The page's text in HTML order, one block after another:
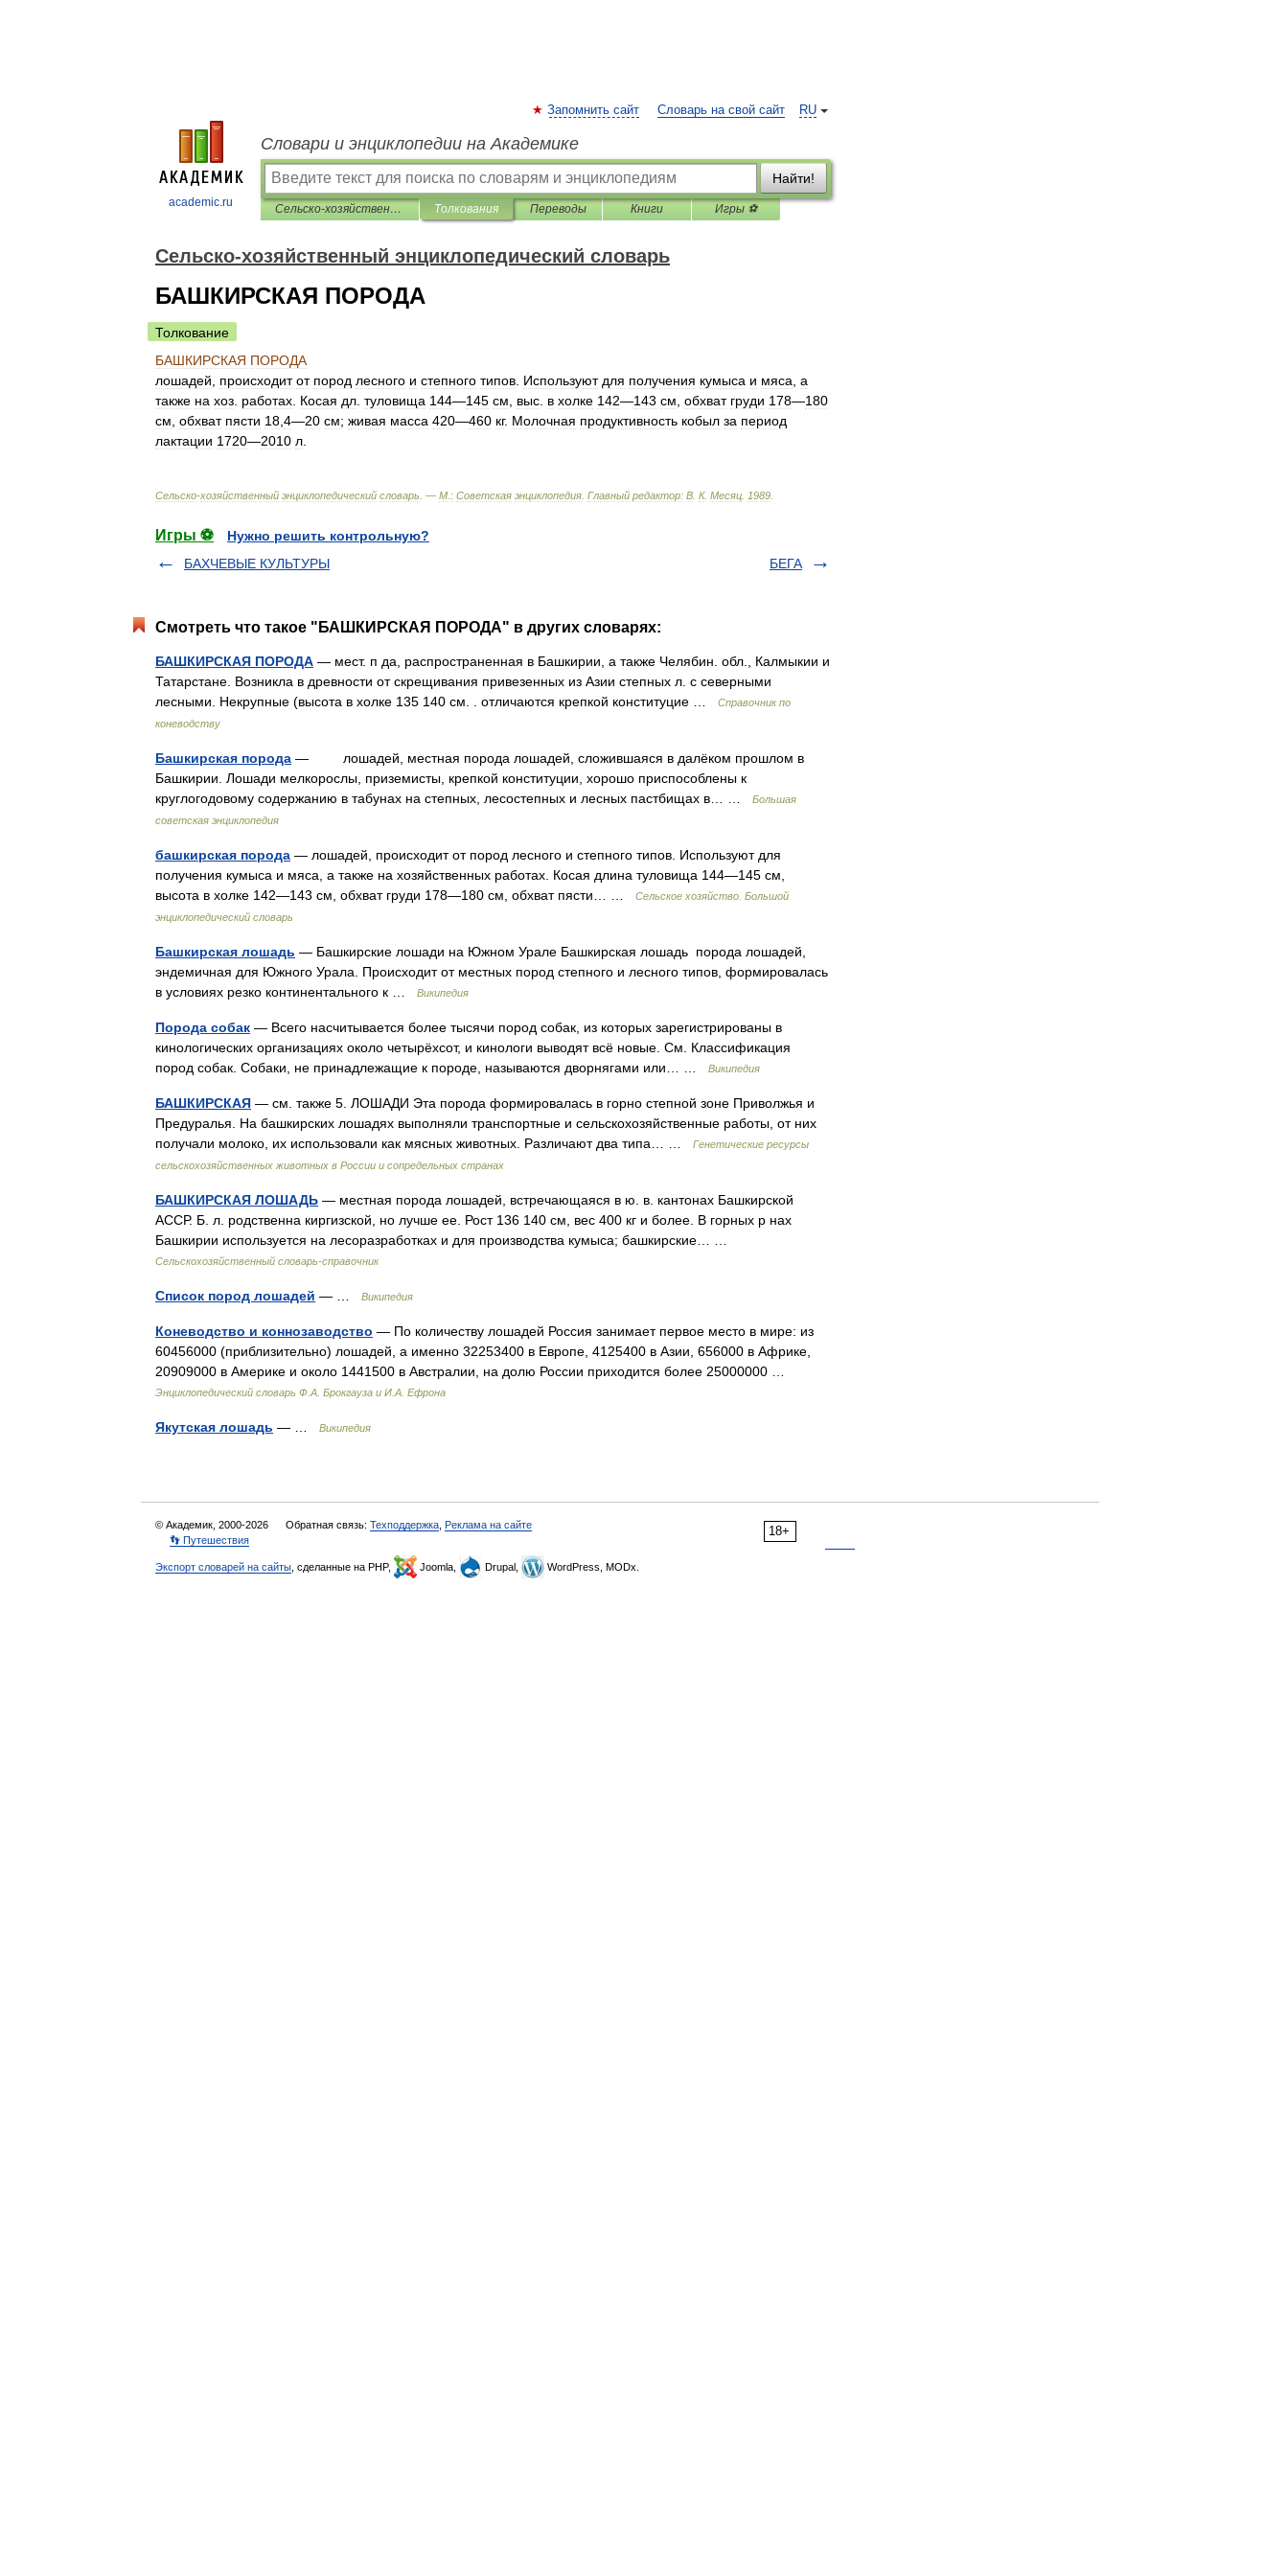
academic.ru
RU
Запомнить сайт Словарь на свой сайт
Словари и энциклопедии на Академике
Найти!
Сельско-хозяйственный энциклопедический словарь Толкования Переводы Книги Игры ⚽
Сельско-хозяйственный энциклопедический словарь
БАШКИРСКАЯ ПОРОДА
Толкование
БАШКИРСКАЯ ПОРОДА
лошадей
происходит от пород лесного и степного типов Используют для получения кумыса и мяса а
также на хоз работах Косая дл туловища 144—145 см выс в холке 142—143 см обхват груди 178—180
см обхват пясти 18 4—20 см; живая масса 420—460 кг. Молочная продуктивность кобыл за период
лактации 1720—2010 л
Сельско-хозяйственный энциклопедический словарь . — М : Советская энциклопедия Главный редактор: В К. Месяц 1989
Игры ⚽
Нужно решить контрольную?
БАХЧЕВЫЕ КУЛЬТУРЫ
БЕГА
Смотреть что такое "БАШКИРСКАЯ ПОРОДА" в других словарях:
БАШКИРСКАЯ ПОРОДА — мест. п да, распространенная в Башкирии, а также Челябин. обл., Калмыкии и
Татарстане. Возникла в древности от скрещивания привезенных из Азии степных л. с северными
лесными. Некрупные (высота в холке 135 140 см. . отличаются крепкой конституцие …
Справочник по
коневодству
Башкирская порода — лошадей, местная порода лошадей, сложившаяся в далёком прошлом в
Башкирии. Лошади мелкорослы, приземисты, крепкой конституции, хорошо приспособлены к
круглогодовому содержанию в табунах на степных, лесостепных и лесных пастбищах в… …
Большая
советская энциклопедия
башкирская порода — лошадей, происходит от пород лесного и степного типов. Используют для
получения кумыса и мяса, а также на хозяйственных работах. Косая длина туловища 144—145 см,
высота в холке 142—143 см, обхват груди 178—180 см, обхват пясти… …
Сельское хозяйство. Большой
энциклопедический словарь
Башкирская лошадь — Башкирские лошади на Южном Урале Башкирская лошадь порода лошадей,
эндемичная для Южного Урала. Происходит от местных пород степного и лесного типов, формировалась
в условиях резко континентального к …
Википедия
Порода собак — Всего насчитывается более тысячи пород собак, из которых зарегистрированы в
кинологических организациях около четырёхсот, и кинологи выводят всё новые. См. Классификация
пород собак. Собаки, не принадлежащие к породе, называются дворнягами или… …
Википедия
БАШКИРСКАЯ — см. также 5. ЛОШАДИ Эта порода формировалась в горно степной зоне Приволжья и
Предуралья. На башкирских лошадях выполняли транспортные и сельскохозяйственные работы, от них
получали молоко, их использовали как мясных животных. Различают два типа… …
Генетические ресурсы
сельскохозяйственных животных в России и сопредельных странах
БАШКИРСКАЯ ЛОШАДЬ — местная порода лошадей, встречающаяся в ю. в. кантонах Башкирской
АССР. Б. л. родственна киргизской, но лучше ее. Рост 136 140 см, вес 400 кг и более. В горных р нах
Башкирии используется на лесоразработках и для производства кумыса; башкирские… …
Сельскохозяйственный словарь-справочник
Список пород лошадей — … Википедия
Коневодство и коннозаводство — По количеству лошадей Россия занимает первое место в мире: из
60456000 (приблизительно) лошадей, а именно 32253400 в Европе, 4125400 в Азии, 656000 в Африке,
20909000 в Америке и около 1441500 в Австралии, на долю России приходится более 25000000 …
Энциклопедический словарь Ф.А. Брокгауза и И.А. Ефрона
Якутская лошадь — … Википедия
18+
© Академик, 2000-2026 Обратная связь: Техподдержка Реклама на сайте
👣 Путешествия
Экспорт словарей на сайты , сделанные на PHP, Joomla, Drupal, WordPress, MODx.